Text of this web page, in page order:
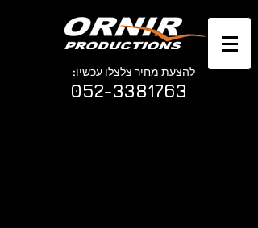
להצעת מחיר צלצלו עכשיו:
052-3381763